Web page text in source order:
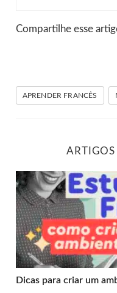
Compartilhe esse
APRENDER FRANCÊS
Dicas para criar um
Dicas para criar um